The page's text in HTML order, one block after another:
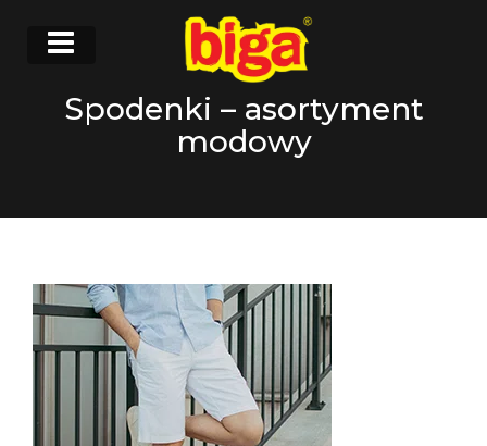
Spodenki – asortyment
modowy